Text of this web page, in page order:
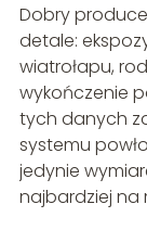
Dobry
detale:
wiatrołapu,
wykończenie
tych danych
systemu
jedynie
najbardziej na